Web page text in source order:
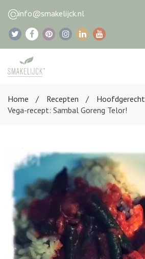
info@smakelijck.nl
Home
Recepten
Hoofdgerecht
Vega-recept: Sambal Goreng Telor!